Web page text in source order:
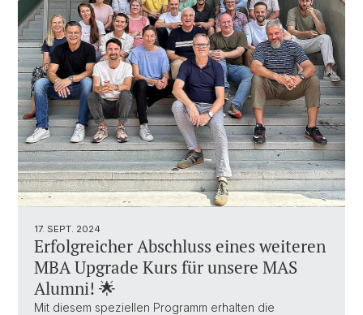
17. SEPT. 2024
Erfolgreicher Abschluss eines weiteren
MBA Upgrade Kurs für unsere MAS
Alumni! 🌟
Mit diesem speziellen Programm erhalten die